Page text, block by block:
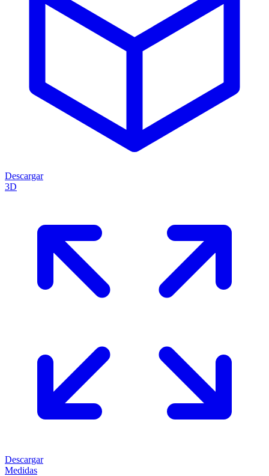
Descargar
3D
Descargar
Medidas